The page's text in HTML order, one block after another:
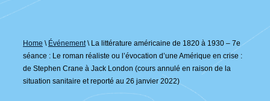
Home \ Événement \ La littérature américaine de 1820 à 1930 – 7e
séance : Le roman réaliste ou l’évocation d’une Amérique en crise :
de Stephen Crane à Jack London (cours annulé en raison de la
situation sanitaire et reporté au 26 janvier 2022)